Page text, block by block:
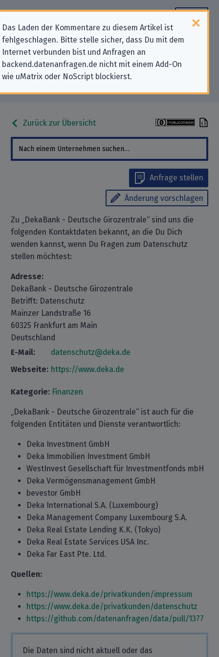
Das Laden der Kommentare zu diesem Artikel ist
fehlgeschlagen. Bitte stelle sicher, dass Du mit dem
Internet verbunden bist und Anfragen an
backend.datenanfragen.de nicht mit einem Add-On
wie uMatrix oder NoScript blockierst.
Datenschutz-Kontaktdaten für
„DekaBank - Deutsche
Girozentrale“
Zurück zur Übersicht
Anfrage stellen
Änderung vorschlagen
Zu „DekaBank - Deutsche Girozentrale“ sind uns die
folgenden Kontaktdaten bekannt, an die Du Dich
wenden kannst, wenn Du Fragen zum Datenschutz
stellen möchtest:
Adresse:
DekaBank - Deutsche Girozentrale
Betrifft: Datenschutz
Mainzer Landstraße 16
60325 Frankfurt am Main
Deutschland
E-Mail:
datenschutz@deka.de
Webseite: https://www.deka.de
Kategorie: Finanzen
„DekaBank - Deutsche Girozentrale“ ist auch für die
folgenden Entitäten und Dienste verantwortlich:
Deka Investment GmbH
Deka Immobilien Investment GmbH
WestInvest Gesellschaft für Investmentfonds mbH
Deka Vermögensmanagement GmbH
bevestor GmbH
Deka International S.A. (Luxembourg)
Deka Management Company Luxembourg S.A.
Deka Real Estate Lending K.K. (Tokyo)
Deka Real Estate Services USA Inc.
Deka Far East Pte. Ltd.
Quellen:
https://www.deka.de/privatkunden/impressum
https://www.deka.de/privatkunden/datenschutz
https://github.com/datenanfragen/data/pull/1377
Die Daten sind nicht aktuell oder das